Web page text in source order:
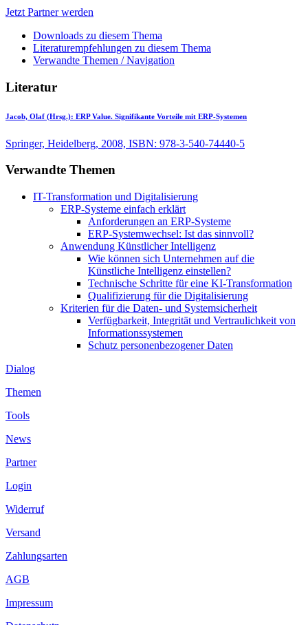
Jetzt Partner werden
Downloads zu diesem Thema
Literaturempfehlungen zu diesem Thema
Verwandte Themen / Navigation
Literatur
Jacob, Olaf (Hrsg.): ERP Value. Signifikante Vorteile mit ERP-Systemen
Springer, Heidelberg, 2008, ISBN: 978-3-540-74440-5
Verwandte Themen
IT-Transformation und Digitalisierung
ERP-Systeme einfach erklärt
Anforderungen an ERP-Systeme
ERP-Systemwechsel: Ist das sinnvoll?
Anwendung Künstlicher Intelligenz
Wie können sich Unternehmen auf die
Künstliche Intelligenz einstellen?
Technische Schritte für eine KI-Transformation
Qualifizierung für die Digitalisierung
Kriterien für die Daten- und Systemsicherheit
Verfügbarkeit, Integrität und Vertraulichkeit von
Informationssystemen
Schutz personenbezogener Daten
Dialog
Themen
Tools
News
Partner
Login
Widerruf
Versand
Zahlungsarten
AGB
Impressum